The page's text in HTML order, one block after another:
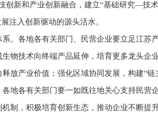
创新和产业创新融合，建立“基础研究—
注入创新驱动的源头活水。
。各地各有关部门、民营企业要立足江
物技术向终端产品延伸，培育更多龙头企
放产业价值；强化区域协同发展，构建“
地各有关部门要一如既往地关心支持民
制，积极培育创新生态，推动企业不断